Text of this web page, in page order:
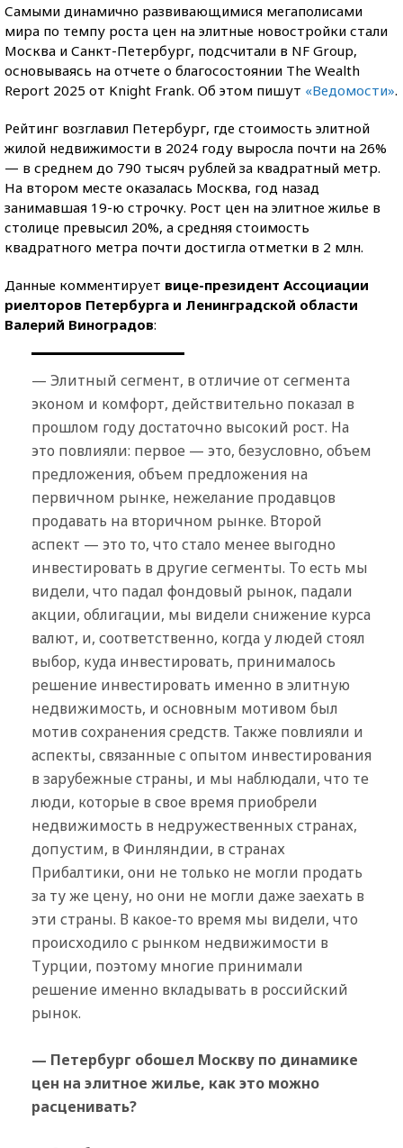
Самыми динамично развивающимися мегаполисами
мира по темпу роста цен на элитные новостройки стали
Москва и Санкт-Петербург, подсчитали в NF Group,
основываясь на отчете о благосостоянии The Wealth
Report 2025 от Knight Frank. Об этом пишут «Ведомости».
Рейтинг возглавил Петербург, где стоимость элитной
жилой недвижимости в 2024 году выросла почти на 26%
— в среднем до 790 тысяч рублей за квадратный метр.
На втором месте оказалась Москва, год назад
занимавшая 19-ю строчку. Рост цен на элитное жилье в
столице превысил 20%, а средняя стоимость
квадратного метра почти достигла отметки в 2 млн.
Данные комментирует вице-президент Ассоциации
риелторов Петербурга и Ленинградской области
Валерий Виноградов:
— Элитный сегмент, в отличие от сегмента
эконом и комфорт, действительно показал в
прошлом году достаточно высокий рост. На
это повлияли: первое — это, безусловно, объем
предложения, объем предложения на
первичном рынке, нежелание продавцов
продавать на вторичном рынке. Второй
аспект — это то, что стало менее выгодно
инвестировать в другие сегменты. То есть мы
видели, что падал фондовый рынок, падали
акции, облигации, мы видели снижение курса
валют, и, соответственно, когда у людей стоял
выбор, куда инвестировать, принималось
решение инвестировать именно в элитную
недвижимость, и основным мотивом был
мотив сохранения средств. Также повлияли и
аспекты, связанные с опытом инвестирования
в зарубежные страны, и мы наблюдали, что те
люди, которые в свое время приобрели
недвижимость в недружественных странах,
допустим, в Финляндии, в странах
Прибалтики, они не только не могли продать
за ту же цену, но они не могли даже заехать в
эти страны. В какое-то время мы видели, что
происходило с рынком недвижимости в
Турции, поэтому многие принимали
решение именно вкладывать в российский
рынок.
— Петербург обошел Москву по динамике
цен на элитное жилье, как это можно
расценивать?